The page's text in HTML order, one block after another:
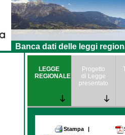
Banca dati delle leggi
LEGGE
REGIONALE
Progetto
di Legge
presentato
Stampa |